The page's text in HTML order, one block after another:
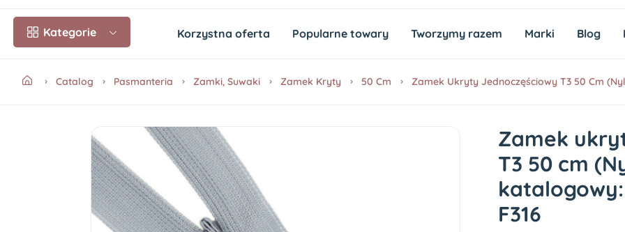
Kategorie Korzystna oferta Popularne towary Tworzymy razem Marki Blog
Catalog Pasmanteria Zamki, Suwaki Zamek Kryty 50 Cm Zamek Ukryty Jednoczęściowy T3 50 Cm
Zamek
T3 50 cm
katalogowy:
F316